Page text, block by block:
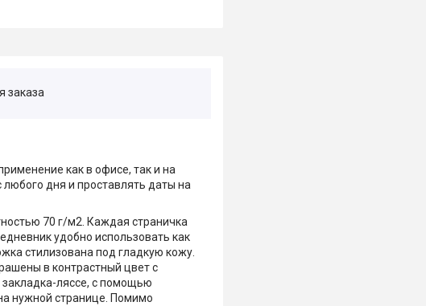
заказа
как в офисе, так и на
дня и проставлять даты на
70 г/м2. Каждая страничка
удобно использовать как
стилизована под гладкую кожу.
в контрастный цвет с
ляссе, с помощью
нужной странице. Помимо